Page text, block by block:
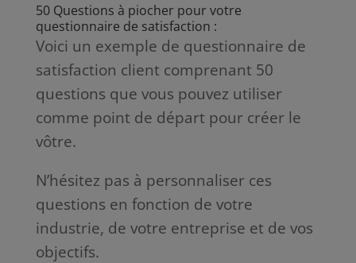
50 Questions à piocher pour votre
questionnaire de satisfaction :
Voici un exemple de questionnaire de
satisfaction client comprenant 50
questions que vous pouvez utiliser
comme point de départ pour créer le
vôtre.
N’hésitez pas à personnaliser ces
questions en fonction de votre
industrie, de votre entreprise et de vos
objectifs.